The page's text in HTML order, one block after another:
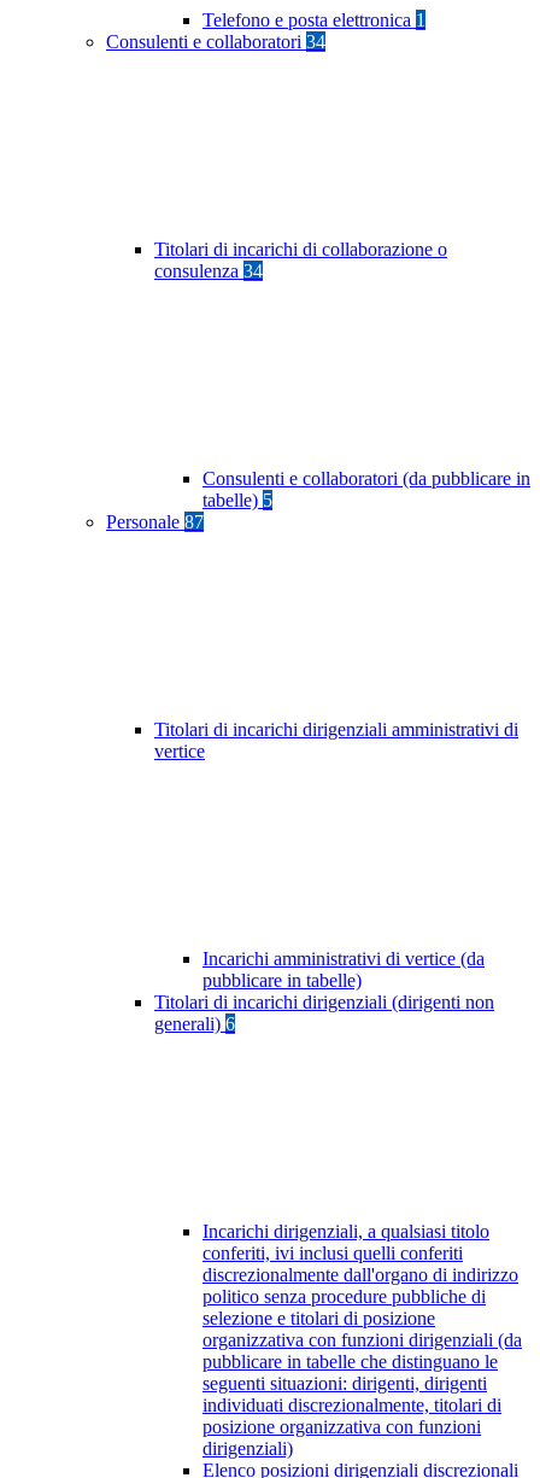
Telefono e posta elettronica 1
Consulenti e collaboratori 34
Titolari di incarichi di collaborazione o
consulenza 34
Consulenti e collaboratori (da pubblicare in
tabelle) 5
Personale 87
Titolari di incarichi dirigenziali amministrativi di
vertice
Incarichi amministrativi di vertice (da
pubblicare in tabelle)
Titolari di incarichi dirigenziali (dirigenti non
generali) 6
Incarichi dirigenziali, a qualsiasi titolo
conferiti, ivi inclusi quelli conferiti
discrezionalmente dall'organo di indirizzo
politico senza procedure pubbliche di
selezione e titolari di posizione
organizzativa con funzioni dirigenziali (da
pubblicare in tabelle che distinguano le
seguenti situazioni: dirigenti, dirigenti
individuati discrezionalmente, titolari di
posizione organizzativa con funzioni
dirigenziali)
Elenco posizioni dirigenziali discrezionali